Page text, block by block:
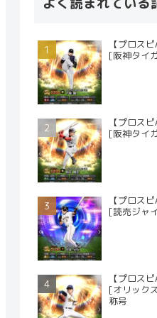
【プロス
[阪神タイ
【プロス
[阪神タイ
【プロス
[読売ジャ
【プロス
[オリック
称号